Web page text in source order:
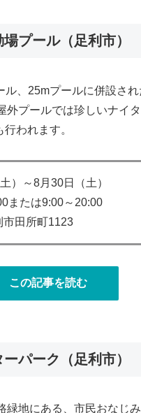
プール（足利市）
ル、25mプールに併設さ
外プールでは珍しいナイ
われます。
）～8月30日（土）
または9:00～20:00
市田所町1123
この記事を読む
パーク（足利市）
緑地にある、市民おなじ